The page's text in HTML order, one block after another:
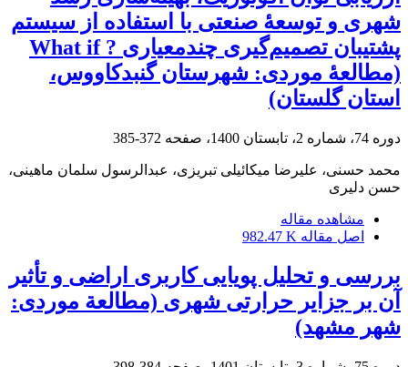
شهری و توسعۀ صنعتی با استفاده از سیستم
پشتیبان تصمیم‌گیری چندمعیاری ? What if
(مطالعۀ موردی: شهرستان گنبدکاووس،
استان گلستان)
دوره 74، شماره 2، تابستان 1400، صفحه 372-385
محمد حسنی، علیرضا میکائیلی تبریزی، عبدالرسول سلمان ماهینی،
حسن دلیری
مشاهده مقاله
اصل مقاله 982.47 K
بررسی و تحلیل پویایی کاربری اراضی و تأثیر
آن بر جزایر حرارتی شهری (مطالعة موردی:
شهر مشهد)